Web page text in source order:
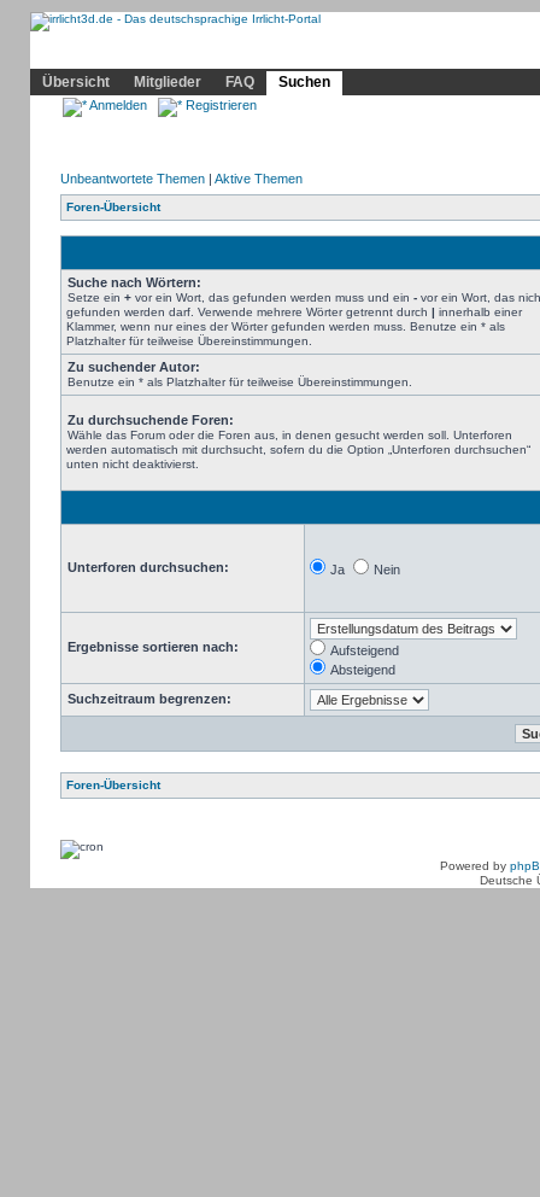
Übersicht
Mitglieder FAQ Suchen
Anmelden Registrieren
Unbeantwortete Themen| Aktive Themen
Foren-Übersicht
Suche nach Wörtern:
Setze ein +vor ein Wort, das gefunden werden muss und ein -vor ein Wort, das
gefunden werden darf. Verwende mehrere Wörter getrennt durch | innerhalb einer
Klammer, wenn nur eines der Wörter gefunden werden muss. Benutze ein * als
Platzhalter für teilweise Übereinstimmungen.
Zu suchender Autor:
Benutze ein * als Platzhalter für teilweise Übereinstimmungen.
Zu durchsuchende Foren:
Wähle das Forum oder die Foren aus, in denen gesucht werden soll. Unterforen
werden automatisch mit durchsucht, sofern du die Option „Unterforen durchsuchen“
unten nicht deaktivierst.
Unterforen durchsuchen: Ja Nein
Ergebnisse sortieren nach:
Aufsteigend
Absteigend
Suchzeitraum begrenzen:
Foren-Übersicht
Powered by
Deutsche